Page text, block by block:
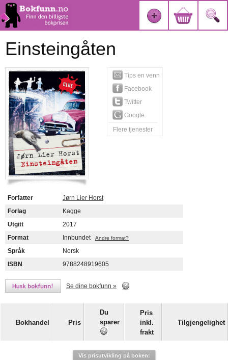
Einsteingåten
Tips en venn
Facebook
Twitter
Google
Flere tjenester
Forfatter
Jørn Lier Horst
Forlag
Kagge
Utgitt
2017
Format
Innbundet Andre format?
Språk
Norsk
ISBN
9788248919605
Se dine bokfunn »
Bokhandel Pris
Du
sparer
Pris
inkl.
frakt
Tilgjengelighet
Vis prisutvikling på boken: